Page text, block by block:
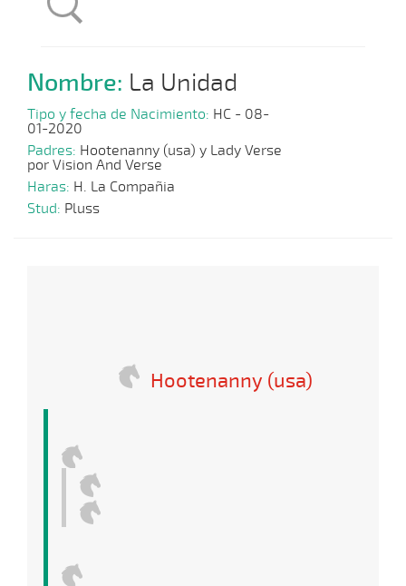
Nombre: La Unidad
Tipo y fecha de Nacimiento: HC - 08-
01-2020
Padres: Hootenanny (usa) y Lady Verse
por Vision And Verse
Haras: H. La Compañia
Stud: Pluss
Hootenanny (usa)